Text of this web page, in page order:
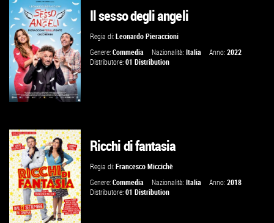
GUARDA IL TRAILER
VAI ALLA SCHEDA
GUARDA IL TRAILER
VAI ALLA SCHEDA
Il sesso degli angeli
Regia di:Leonardo Pieraccioni
Genere:Commedia Nazionalità:Italia Anno:2022
Distributore:01 Distribution
Ricchi di fantasia
Regia di:Francesco Miccichè
Genere:Commedia Nazionalità:Italia Anno:2018
Distributore:01 Distribution